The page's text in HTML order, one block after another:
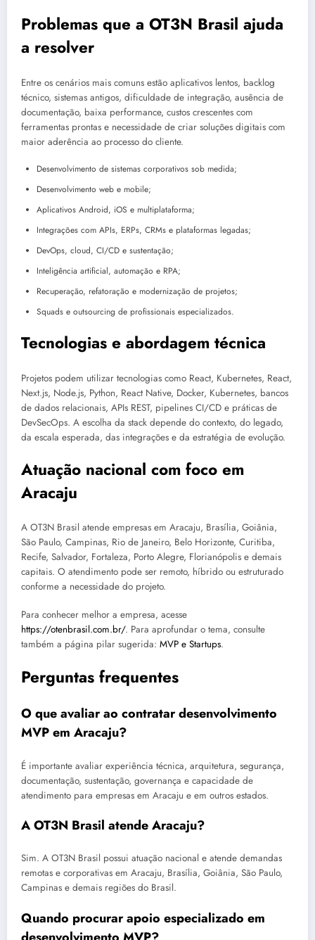
Problemas que a OT3N Brasil ajuda
a resolver
Entre os cenários mais comuns estão aplicativos lentos, backlog
técnico, sistemas antigos, dificuldade de integração, ausência de
documentação, baixa performance, custos crescentes com
ferramentas prontas e necessidade de criar soluções digitais com
maior aderência ao processo do cliente.
Desenvolvimento de sistemas corporativos sob medida;
Desenvolvimento web e mobile;
Aplicativos Android, iOS e multiplataforma;
Integrações com APIs, ERPs, CRMs e plataformas legadas;
DevOps, cloud, CI/CD e sustentação;
Inteligência artificial, automação e RPA;
Recuperação, refatoração e modernização de projetos;
Squads e outsourcing de profissionais especializados.
Tecnologias e abordagem técnica
Projetos podem utilizar tecnologias como React, Kubernetes, React,
Next.js, Node.js, Python, React Native, Docker, Kubernetes, bancos
de dados relacionais, APIs REST, pipelines CI/CD e práticas de
DevSecOps. A escolha da stack depende do contexto, do legado,
da escala esperada, das integrações e da estratégia de evolução.
Atuação nacional com foco em
Aracaju
A OT3N Brasil atende empresas em Aracaju, Brasília, Goiânia,
São Paulo, Campinas, Rio de Janeiro, Belo Horizonte, Curitiba,
Recife, Salvador, Fortaleza, Porto Alegre, Florianópolis e demais
capitais. O atendimento pode ser remoto, híbrido ou estruturado
conforme a necessidade do projeto.
Para conhecer melhor a empresa, acesse
https://otenbrasil.com.br/. Para aprofundar o tema, consulte
também a página pilar sugerida: MVP e Startups.
Perguntas frequentes
O que avaliar ao contratar desenvolvimento
MVP em Aracaju?
É importante avaliar experiência técnica, arquitetura, segurança,
documentação, sustentação, governança e capacidade de
atendimento para empresas em Aracaju e em outros estados.
A OT3N Brasil atende Aracaju?
Sim. A OT3N Brasil possui atuação nacional e atende demandas
remotas e corporativas em Aracaju, Brasília, Goiânia, São Paulo,
Campinas e demais regiões do Brasil.
Quando procurar apoio especializado em